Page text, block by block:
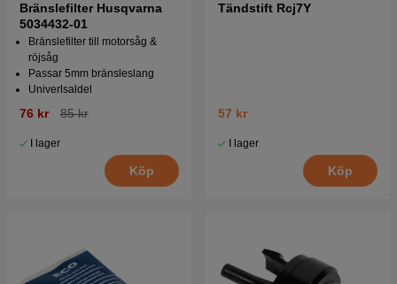
Bränslefilter Husqvarna
5034432-01
Bränslefilter till motorsåg &
röjsåg
Passar 5mm bränsleslang
Univerlsaldel
76 kr 85 kr
I lager
Köp
Tändstift Rcj7Y
57 kr
I lager
Köp